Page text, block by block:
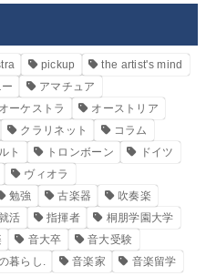
pickup
the artist's mind
アマチュア
オーケストラ
オーストリア
クラリネット
コラム
ト トロンボーン
ドイツ
ヴィオラ
勉強 古楽器
吹奏楽
活 指揮者
桐朋学園大学
音大卒
音大受験
暮らし. 音楽家
音楽留学